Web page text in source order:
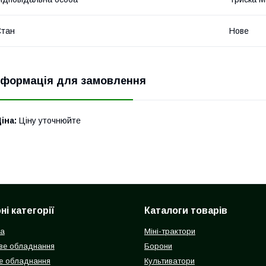
Нове
для замовлення
Ціну уточнюйте
категорії
обладнання
обладнання
Каталоги товарів
Міні-трактори
Борони
Культиватори